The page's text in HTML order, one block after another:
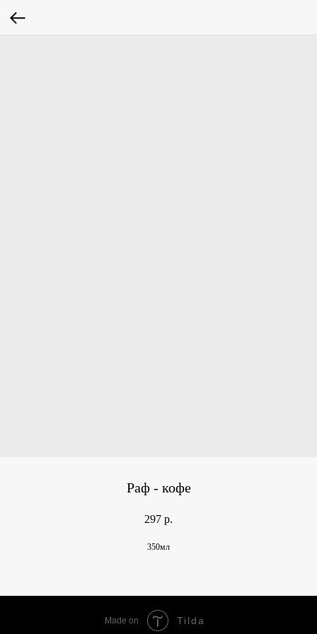
Раф - кофе
297 р.
350мл
Made on Tilda